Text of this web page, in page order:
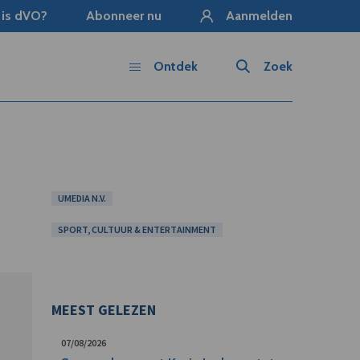
dVO? Abonneer nu Aanmelden
Zoek
Ontdek
UMEDIA N.V.
SPORT, CULTUUR & ENTERTAINMENT
MEEST GELEZEN
07/08/2026